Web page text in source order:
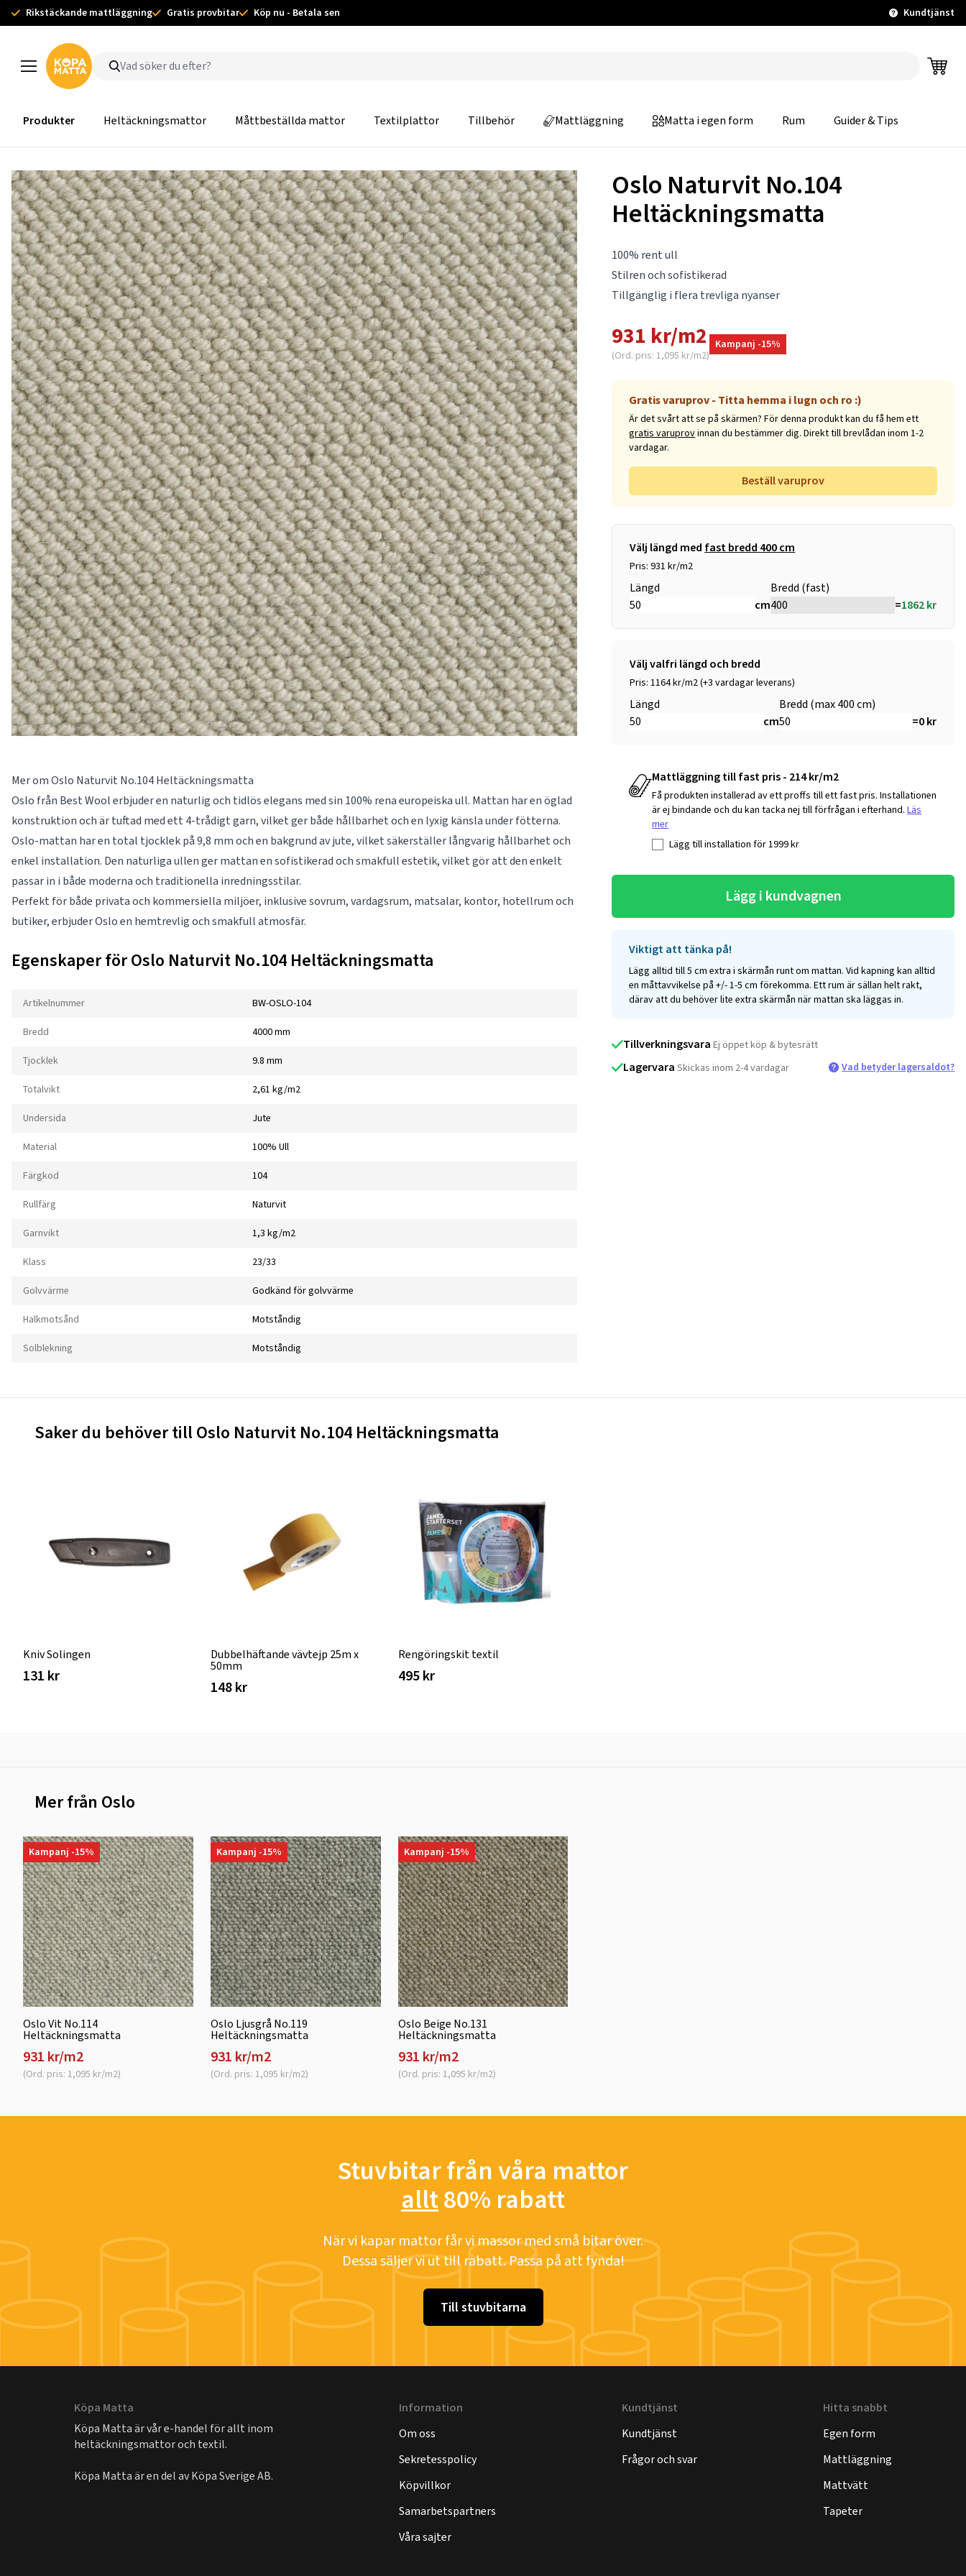
Rikstäckande mattläggning Gratis provbitar Köp nu - Betala sen Kundtjänst
Produkter Heltäckningsmattor Måttbeställda mattor Textilplattor Tillbehör Mattläggning Matta i egen form Rum Guider & Tips
Oslo Naturvit No.104
Heltäckningsmatta
100% rent ull
Stilren och sofistikerad
Tillgänglig i flera trevliga nyanser
931 kr/m2
(Ord. pris: 1,095 kr/m2)
Kampanj -15%
Gratis varuprov - Titta hemma i lugn och ro :)
Är det svårt att se på skärmen? För denna produkt kan du få hem ett
gratis varuprovinnan du bestämmer dig. Direkt till brevlådan inom 1-2
vardagar.
Beställ varuprov
Välj längd med fast bredd 400 cm
Pris: 931 kr/m2
Längd
cm
Bredd (fast)
=1862kr
Välj valfri längd och bredd
Pris: 1164 kr/m2 (+3 vardagar leverans)
Längd
cm
Bredd (max 400 cm)
=0kr
Mattläggning till fast pris - 214 kr/m2
Få produkten installerad av ett proffs till ett fast pris. Installationen
är ej bindande och du kan tacka nej till förfrågan i efterhand.Läs
mer
Lägg till installation för1999kr
Lägg i kundvagnen
Viktigt att tänka på!
Lägg alltid till 5 cm extra i skärmån runt om mattan. Vid kapning kan alltid
en måttavvikelse på +/- 1-5 cm förekomma. Ett rum är sällan helt rakt,
därav att du behöver lite extra skärmån när mattan ska läggas in.
Tillverkningsvara Ej öppet köp & bytesrätt
Lagervara Skickas inom 2-4 vardagar Vad betyder lagersaldot?
Mer om Oslo Naturvit No.104 Heltäckningsmatta
Oslo från Best Wool erbjuder en naturlig och tidlös elegans med sin 100% rena europeiska ull. Mattan har en öglad
konstruktion och är tuftad med ett 4-trådigt garn, vilket ger både hållbarhet och en lyxig känsla under fötterna.
Oslo-mattan har en total tjocklek på 9,8 mm och en bakgrund av jute, vilket säkerställer långvarig hållbarhet och
enkel installation. Den naturliga ullen ger mattan en sofistikerad och smakfull estetik, vilket gör att den enkelt
passar in i både moderna och traditionella inredningsstilar.
Perfekt för både privata och kommersiella miljöer, inklusive sovrum, vardagsrum, matsalar, kontor, hotellrum och
butiker, erbjuder Oslo en hemtrevlig och smakfull atmosfär.
Egenskaper för Oslo Naturvit No.104 Heltäckningsmatta
Artikelnummer BW-OSLO-104
Bredd 4000 mm
Tjocklek 9.8 mm
Totalvikt 2,61 kg/m2
Undersida Jute
Material 100% Ull
Färgkod 104
Rullfärg Naturvit
Garnvikt 1,3 kg/m2
Klass 23/33
Golvvärme Godkänd för golvvärme
Halkmotsånd Motståndig
Solblekning Motståndig
Saker du behöver till Oslo Naturvit No.104 Heltäckningsmatta
Kniv Solingen
131 kr
Dubbelhäftande vävtejp 25m x
50mm
148 kr
Rengöringskit textil
495 kr
Mer från Oslo
Kampanj -15%
Oslo Vit No.114
Heltäckningsmatta
931 kr/m2
(Ord. pris: 1,095 kr/m2)
Kampanj -15%
Oslo Ljusgrå No.119
Heltäckningsmatta
931 kr/m2
(Ord. pris: 1,095 kr/m2)
Kampanj -15%
Oslo Beige No.131
Heltäckningsmatta
931 kr/m2
(Ord. pris: 1,095 kr/m2)
Stuvbitar från våra mattor
allt80% rabatt
När vi kapar mattor får vi massor med små bitar över.
Dessa säljer vi ut till rabatt. Passa på att fynda!
Till stuvbitarna
Köpa Matta
Köpa Matta är vår e-handel för allt inom
heltäckningsmattor och textil.
Köpa Matta är en del avKöpa Sverige AB.
Information
Om oss
Sekretesspolicy
Köpvillkor
Samarbetspartners
Våra sajter
Kundtjänst
Kundtjänst
Frågor och svar
Hitta snabbt
Egen form
Mattläggning
Mattvätt
Tapeter